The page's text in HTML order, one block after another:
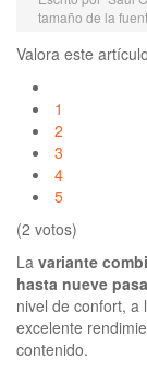
tamaño de la
Valora este artículo
1
2
3
4
5
(2 votos)
La variante
hasta nueve
nivel de confort, a
excelente
contenido.